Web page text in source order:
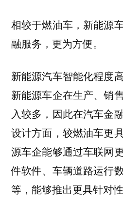
相较于燃油车，新能源
融服务，更为方便。
新能源汽车智能化程度
新能源车企在生产、销
入较多，因此在汽车金
设计方面，较燃油车更
源车企能够通过车联网
件软件、车辆道路运行
等，能够推出更具针对